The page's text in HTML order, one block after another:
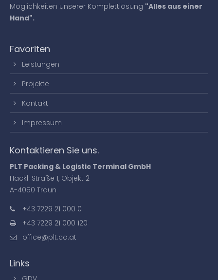
Möglichkeiten unserer Komplettlösung "Alles aus einer
Hand".
Favoriten
Leistungen
Projekte
Kontakt
Impressum
Kontaktieren Sie uns.
PLT Packing & Logistic Terminal GmbH
Hackl-Straße 1, Objekt 2
A-4050 Traun
+43 7229 21 000 0
+43 7229 21 000 120
office@plt.co.at
Links